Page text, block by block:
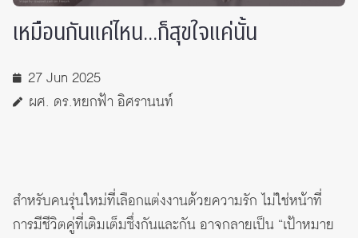
เหมือนกันแค่ไหน…ก็สุขใจแค่นั้น
27 Jun 2025
ผศ. ดร.หยกฟ้า อิศรานนท์
สำหรับคนรุ่นใหม่ที่เลือกแต่งงานด้วยความรัก ไม่ใช่หน้าที่
การมีชีวิตคู่ที่เติมเต็มซึ่งกันและกัน อาจกลายเป็น “เป้าหมาย